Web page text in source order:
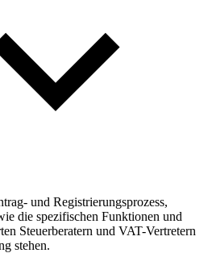
und Registrierungsprozess,
die spezifischen Funktionen und
Steuerberatern und VAT-Vertretern
stehen.